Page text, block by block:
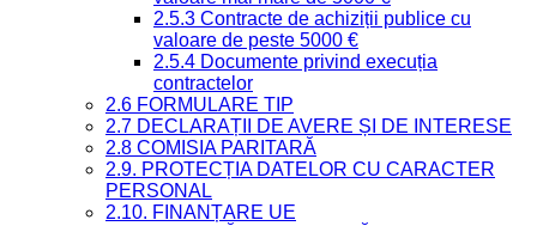
2.5.3 Contracte de achiziții publice cu
valoare de peste 5000 €
2.5.4 Documente privind execuția
contractelor
2.6 FORMULARE TIP
2.7 DECLARAȚII DE AVERE ȘI DE INTERESE
2.8 COMISIA PARITARĂ
2.9. PROTECȚIA DATELOR CU CARACTER
PERSONAL
2.10. FINANȚARE UE